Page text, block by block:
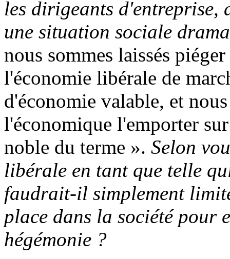
les dirigeants d'entreprise,
une situation sociale
nous sommes laissés
l'économie libérale de
d'économie valable, et
l'économique l'emporter
noble du terme ». Selon
libérale en tant que telle
faudrait-il simplement
place dans la société pour
hégémonie ?